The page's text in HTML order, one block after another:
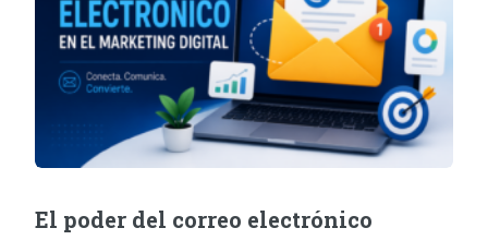
El poder del correo electrónico